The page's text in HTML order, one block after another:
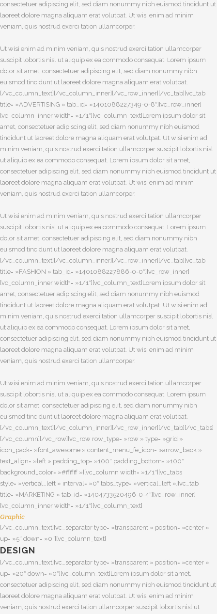
consectetuer adipiscing elit, sed diam nonummy nibh euismod tincidunt ut
laoreet dolore magna aliquam erat volutpat. Ut wisi enim ad minim
veniam, quis nostrud exerci tation ullamcorper.
Ut wisi enim ad minim veniam, quis nostrud exerci tation ullamcorper
suscipit lobortis nisl ut aliquip ex ea commodo consequat. Lorem ipsum
dolor sit amet, consectetuer adipiscing elit, sed diam nonummy nibh
euismod tincidunt ut laoreet dolore magna aliquam erat volutpat.
[/vc_column_text][/vc_column_inner][/vc_row_inner][/vc_tab][vc_tab
title= »ADVERTISING » tab_id= »1401088227349-0-8″][vc_row_inner]
[vc_column_inner width= »1/1″][vc_column_text]Lorem ipsum dolor sit
amet, consectetuer adipiscing elit, sed diam nonummy nibh euismod
tincidunt ut laoreet dolore magna aliquam erat volutpat. Ut wisi enim ad
minim veniam, quis nostrud exerci tation ullamcorper suscipit lobortis nisl
ut aliquip ex ea commodo consequat. Lorem ipsum dolor sit amet,
consectetuer adipiscing elit, sed diam nonummy nibh euismod tincidunt ut
laoreet dolore magna aliquam erat volutpat. Ut wisi enim ad minim
veniam, quis nostrud exerci tation ullamcorper.
Ut wisi enim ad minim veniam, quis nostrud exerci tation ullamcorper
suscipit lobortis nisl ut aliquip ex ea commodo consequat. Lorem ipsum
dolor sit amet, consectetuer adipiscing elit, sed diam nonummy nibh
euismod tincidunt ut laoreet dolore magna aliquam erat volutpat.
[/vc_column_text][/vc_column_inner][/vc_row_inner][/vc_tab][vc_tab
title= »FASHION » tab_id= »1401088227886-0-0″][vc_row_inner]
[vc_column_inner width= »1/1″][vc_column_text]Lorem ipsum dolor sit
amet, consectetuer adipiscing elit, sed diam nonummy nibh euismod
tincidunt ut laoreet dolore magna aliquam erat volutpat. Ut wisi enim ad
minim veniam, quis nostrud exerci tation ullamcorper suscipit lobortis nisl
ut aliquip ex ea commodo consequat. Lorem ipsum dolor sit amet,
consectetuer adipiscing elit, sed diam nonummy nibh euismod tincidunt ut
laoreet dolore magna aliquam erat volutpat. Ut wisi enim ad minim
veniam, quis nostrud exerci tation ullamcorper.
Ut wisi enim ad minim veniam, quis nostrud exerci tation ullamcorper
suscipit lobortis nisl ut aliquip ex ea commodo consequat. Lorem ipsum
dolor sit amet, consectetuer adipiscing elit, sed diam nonummy nibh
euismod tincidunt ut laoreet dolore magna aliquam erat volutpat.
[/vc_column_text][/vc_column_inner][/vc_row_inner][/vc_tab][/vc_tabs]
[/vc_column][/vc_row][vc_row row_type= »row » type= »grid »
icon_pack= »font_awesome » content_menu_fe_icon= »arrow_back »
text_align= »left » padding_top= »100″ padding_bottom= »100″
background_color= »#ffffff »][vc_column width= »1/1″][vc_tabs
style= »vertical_left » interval= »0″ tabs_type= »vertical_left »][vc_tab
title= »MARKETING » tab_id= »1404733520496-0-4″][vc_row_inner]
[vc_column_inner width= »1/1″][vc_column_text]
Graphic
[/vc_column_text][vc_separator type= »transparent » position= »center »
up= »5″ down= »0″][vc_column_text]
DESIGN
[/vc_column_text][vc_separator type= »transparent » position= »center »
up= »20″ down= »0″][vc_column_text]Lorem ipsum dolor sit amet,
consectetuer adipiscing elit, sed diam nonummy nibh euismod tincidunt ut
laoreet dolore magna aliquam erat volutpat. Ut wisi enim ad minim
veniam, quis nostrud exerci tation ullamcorper suscipit lobortis nisl ut